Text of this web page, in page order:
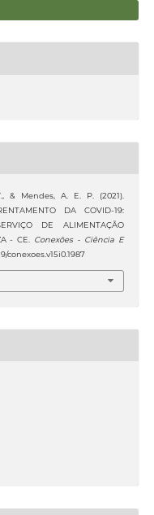
& Mendes, A. E. P. (2021).
DA COVID-19:
DE ALIMENTAÇÃO
- CE. Conexões - Ciência E
conexoes.v15i0.1987